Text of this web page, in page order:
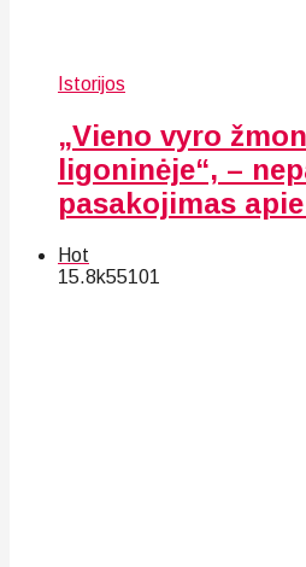
Istorijos
„Vieno vyro
ligoninėje“, –
pasakojimas
Hot
15.8k55101